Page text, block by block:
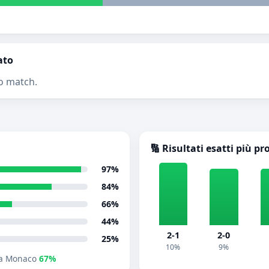
match.
97%
84%
66%
44%
25%
Monaco 67%
🔢 Risultati esatti più
2-1
10%
2-0
9%